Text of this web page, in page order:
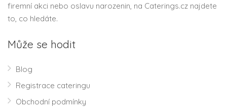
firemní akci nebo oslavu narozenin, na Caterings.cz najdete
to, co hledáte.
Může se hodit
Blog
Registrace cateringu
Obchodní podmínky